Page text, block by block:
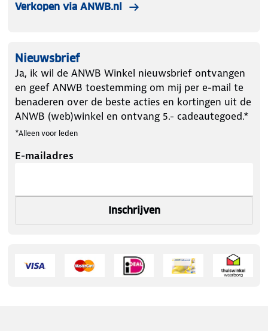
Verkopen via ANWB.nl
Nieuwsbrief
Ja, ik wil de ANWB Winkel nieuwsbrief ontvangen
en geef ANWB toestemming om mij per e-mail te
benaderen over de beste acties en kortingen uit de
ANWB (web)winkel en ontvang 5.- cadeautegoed.*
*Alleen voor leden
E-mailadres
Inschrijven